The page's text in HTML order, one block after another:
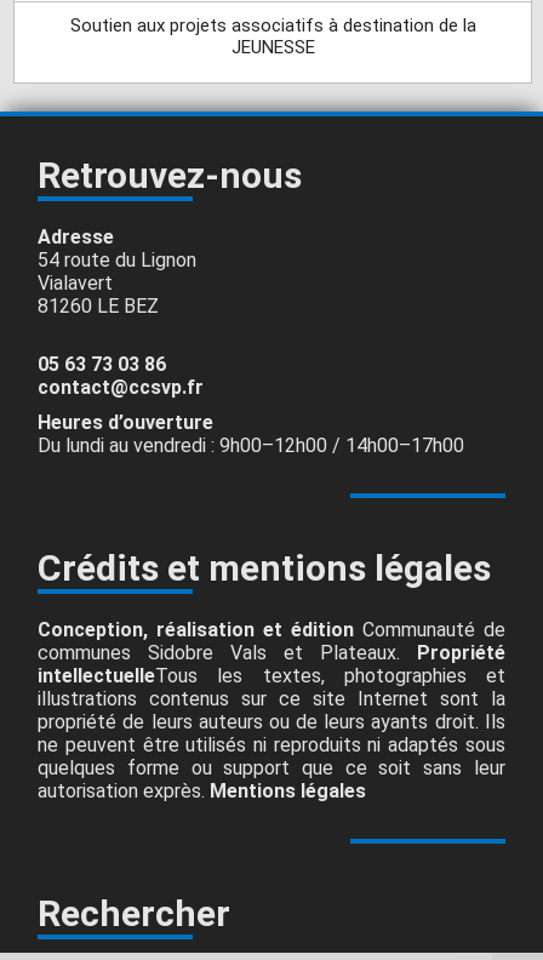
Soutien aux projets associatifs à destination de la
JEUNESSE
Retrouvez-nous
Adresse
54 route du Lignon
Vialavert
81260 LE BEZ
05 63 73 03 86
contact@ccsvp.fr
Heures d’ouverture
Du lundi au vendredi : 9h00–12h00 / 14h00–17h00
Crédits et mentions légales
Conception, réalisation et édition Communauté de
communes Sidobre Vals et Plateaux. Propriété
intellectuelleTous les textes, photographies et
illustrations contenus sur ce site Internet sont la
propriété de leurs auteurs ou de leurs ayants droit. Ils
ne peuvent être utilisés ni reproduits ni adaptés sous
quelques forme ou support que ce soit sans leur
autorisation exprès. Mentions légales
Rechercher